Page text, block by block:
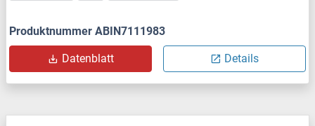
Produktnummer ABIN7111983
Datenblatt Details